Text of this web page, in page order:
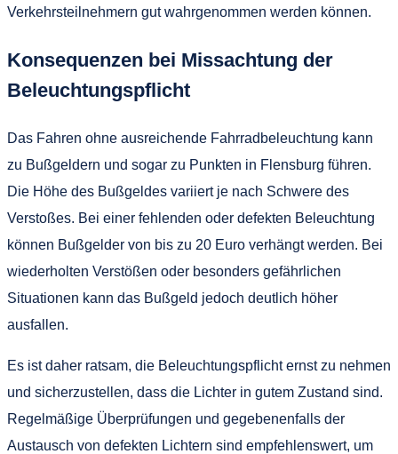
Verkehrsteilnehmern gut wahrgenommen werden können.
Konsequenzen bei Missachtung der
Beleuchtungspflicht
Das Fahren ohne ausreichende Fahrradbeleuchtung kann
zu Bußgeldern und sogar zu Punkten in Flensburg führen.
Die Höhe des Bußgeldes variiert je nach Schwere des
Verstoßes. Bei einer fehlenden oder defekten Beleuchtung
können Bußgelder von bis zu 20 Euro verhängt werden. Bei
wiederholten Verstößen oder besonders gefährlichen
Situationen kann das Bußgeld jedoch deutlich höher
ausfallen.
Es ist daher ratsam, die Beleuchtungspflicht ernst zu nehmen
und sicherzustellen, dass die Lichter in gutem Zustand sind.
Regelmäßige Überprüfungen und gegebenenfalls der
Austausch von defekten Lichtern sind empfehlenswert, um